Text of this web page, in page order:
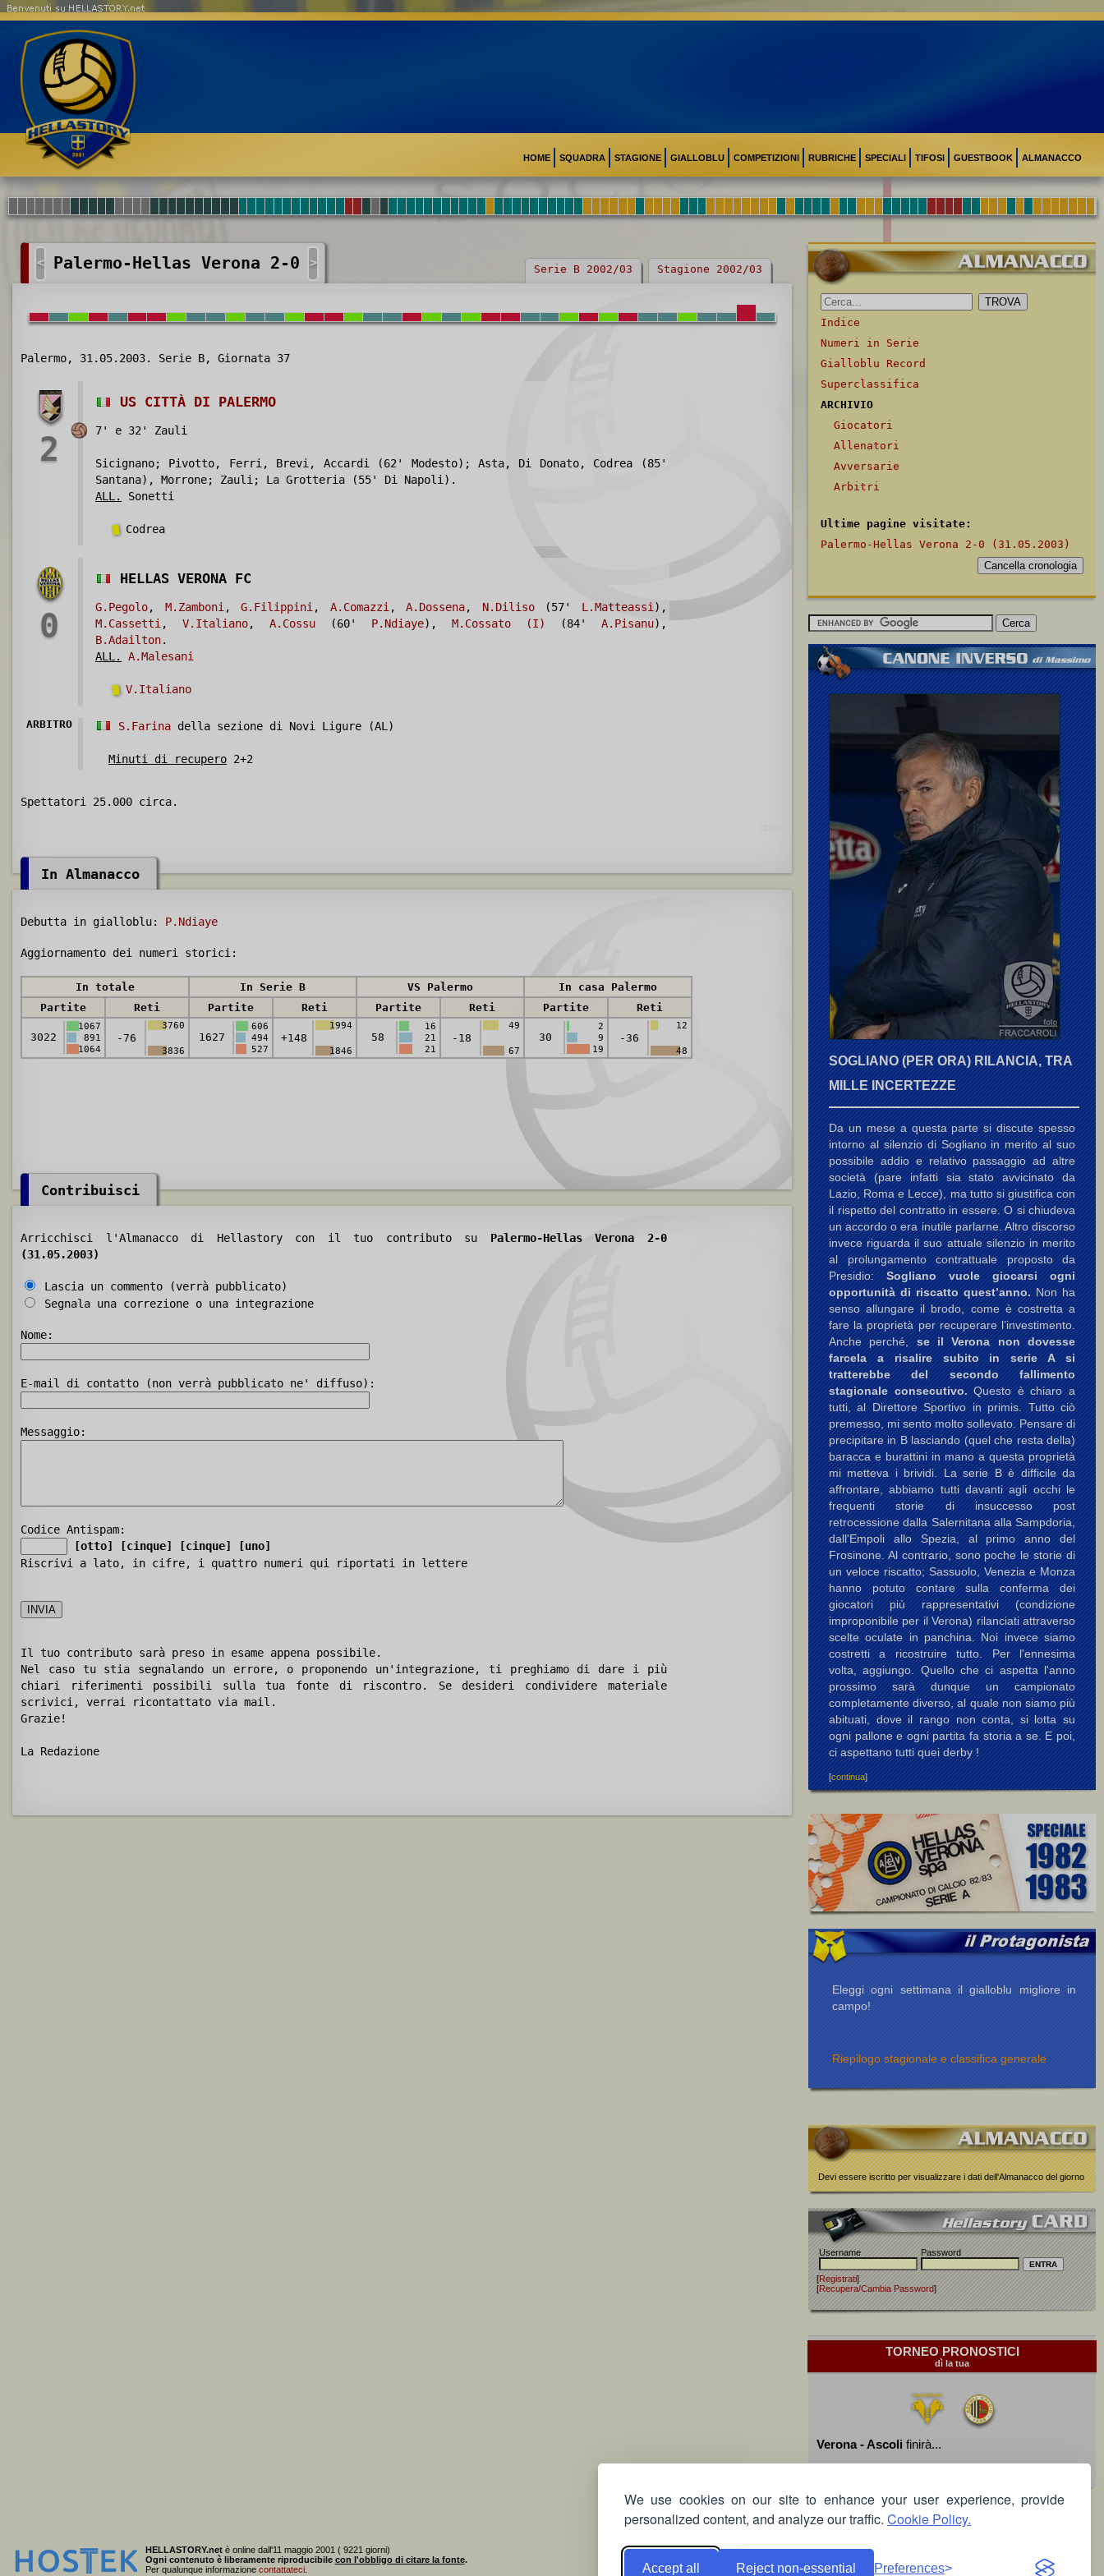
We use cookies on our site to enhance your user experience, provide
personalized content, and analyze our traffic. Cookie Policy.
Accept all Reject non-essential Preferences
HOME SQUADRA STAGIONE GIALLOBLU COMPETIZIONI RUBRICHE SPECIALI TIFOSI GUESTBOOK ALMANACCO
Benvenuti su HELLASTORY.net
< Palermo-Hellas Verona 2-0 > Serie B 2002/03 Stagione 2002/03
Palermo, 31.05.2003. Serie B, Giornata 37
2
US CITTÀ DI PALERMO
7' e 32' Zauli
Sicignano; Pivotto, Ferri, Brevi, Accardi (62' Modesto); Asta, Di Donato, Codrea (85'
Santana), Morrone; Zauli; La Grotteria (55' Di Napoli).
ALL.
Sonetti
Codrea
0
HELLAS VERONA FC
G.Pegolo, M.Zamboni ,G.Filippini , A.Comazzi ,A.Dossena, N.Diliso(57' L.Matteassi ),
M.Cassetti , V.Italiano, A.Cossu(60' P.Ndiaye), M.Cossato (I) (84' A.Pisanu),
B.Adailton.
ALL.
A.Malesani
V.Italiano
ARBITRO S.Farina della sezione di Novi Ligure (AL)
Minuti di recupero 2+2
Spettatori 25.000 circa.
In Almanacco
Debutta in gialloblu: P.Ndiaye
Aggiornamento dei numeri storici:
In totale In Serie B VS Palermo
In casa Palermo
Partite
Reti Partite Reti Partite Reti Partite Reti
3022
1067
891
1064
-76
3760
3836
1627
606
494
527
+148
1994
1846
58
16
21
21
-18
49
67
30
2
9
19
-36
12
48
Contribuisci
Arricchisci l'Almanacco di Hellastory con il tuo contributo su Palermo-Hellas Verona 2-0
(31.05.2003)
Lascia un commento (verrà pubblicato)
Segnala una correzione o una integrazione
Nome:
E-mail di contatto (non verrà pubblicato ne' diffuso):
Messaggio:
Codice Antispam:
[otto]
[cinque] [cinque]
[uno]
Riscrivi a lato, in cifre, i quattro numeri qui riportati in lettere
Il tuo contributo sarà preso in esame appena possibile.
Nel caso tu stia segnalando un errore, o proponendo un'integrazione, ti preghiamo di dare i più
chiari riferimenti possibili sulla tua fonte di riscontro. Se desideri condividere materiale
scrivici, verrai ricontattato via mail.
Grazie!
La Redazione
Indice
Numeri in Serie
Gialloblu Record
Superclassifica
ARCHIVIO
Giocatori
Allenatori
Avversarie
Arbitri
Ultime pagine visitate:
Palermo-Hellas Verona 2-0 (31.05.2003)
SOGLIANO (PER ORA) RILANCIA, TRA
MILLE INCERTEZZE
Da un mese a questa parte si discute spesso
intorno al silenzio di Sogliano in merito al suo
possibile addio e relativo passaggio ad altre
società (pare infatti sia stato avvicinato da
Lazio, Roma e Lecce), ma tutto si giustifica con
il rispetto del contratto in essere. O si chiudeva
un accordo o era inutile parlarne. Altro discorso
invece riguarda il suo attuale silenzio in merito
al prolungamento contrattuale proposto da
Presidio:Sogliano vuole giocarsi ogni
opportunità di riscatto quest’anno.Non ha
senso allungare il brodo, come è costretta a
fare la proprietà per recuperare l’investimento.
Anche perché,se il Verona non dovesse
farcela a risalire subito in serie A si
tratterebbe del secondo fallimento
stagionale consecutivo.Questo è chiaro a
tutti, al Direttore Sportivo in primis. Tutto ciò
premesso, mi sento molto sollevato. Pensare di
precipitare in B lasciando (quel che resta della)
baracca e burattini in mano a questa proprietà
mi metteva i brividi. La serie B è difficile da
affrontare, abbiamo tutti davanti agli occhi le
frequenti storie di insuccesso post
retrocessione dalla Salernitana alla Sampdoria,
dall'Empoli allo Spezia, al primo anno del
Frosinone. Al contrario, sono poche le storie di
un veloce riscatto; Sassuolo, Venezia e Monza
hanno potuto contare sulla conferma dei
giocatori più rappresentativi (condizione
improponibile per il Verona) rilanciati attraverso
scelte oculate in panchina. Noi invece siamo
costretti a ricostruire tutto. Per l'ennesima
volta, aggiungo. Quello che ci aspetta l'anno
prossimo sarà dunque un campionato
completamente diverso, al quale non siamo più
abituati, dove il rango non conta, si lotta su
ogni pallone e ogni partita fa storia a se. E poi,
ci aspettano tutti quei derby !
[continua]
Eleggi ogni settimana il gialloblu migliore in
campo!
Riepilogo stagionale e classifica generale
Devi essere iscritto per visualizzare i dati dell'Almanacco del giorno
Username Password
[Registrati]
[Recupera/Cambia Password]
TORNEO PRONOSTICI
dì la tua
Verona - Ascoli finirà...
HELLASTORY.netè online dall'11 maggio 2001 ( 9221 giorni)
Ogni contenuto è liberamente riproducibile con l'obbligo di citare la fonte.
Per qualunque informazione contattateci.